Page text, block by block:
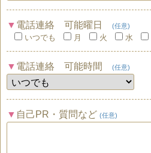
電話連絡 可能曜日 (任意)
いつでも 月 火 水
電話連絡 可能時間 (任意)
自己PR・質問など (任意)